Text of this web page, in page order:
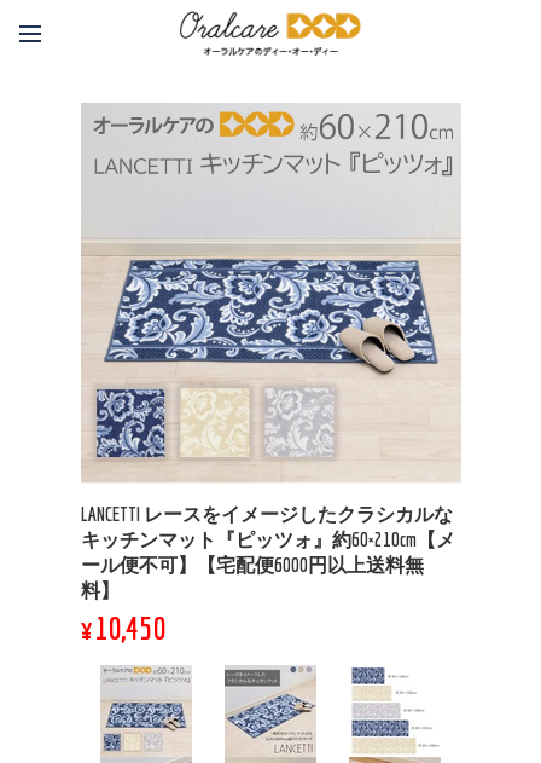
LANCETTI レースをイメージしたクラシカルな
キッチンマット『ピッツォ』約60×210cm【メ
ール便不可】【宅配便6000円以上送料無
料】
¥10,450